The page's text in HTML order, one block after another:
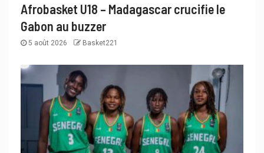
Afrobasket U18 – Madagascar crucifie le
Gabon au buzzer
5 août 2026 Basket221